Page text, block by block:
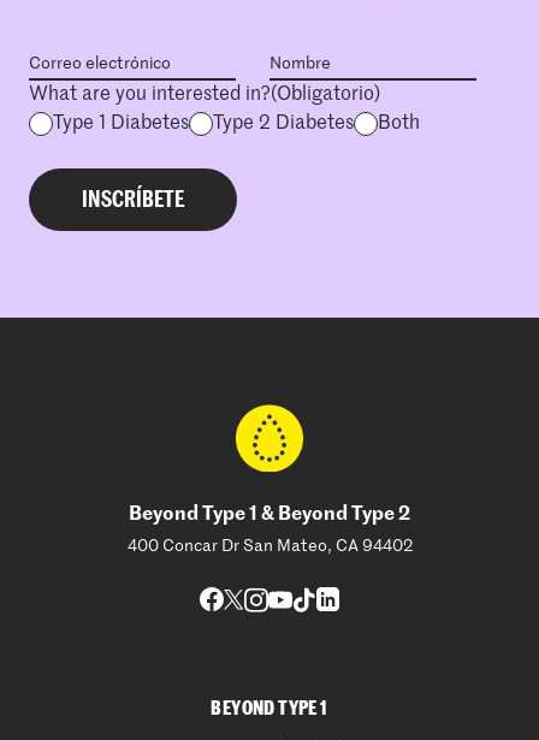
What are you interested in?(Obligatorio)
Type 1 Diabetes
Type 2 Diabetes Both
Beyond Type 1 & Beyond Type 2
400 Concar Dr San Mateo, CA 94402
BEYOND TYPE 1